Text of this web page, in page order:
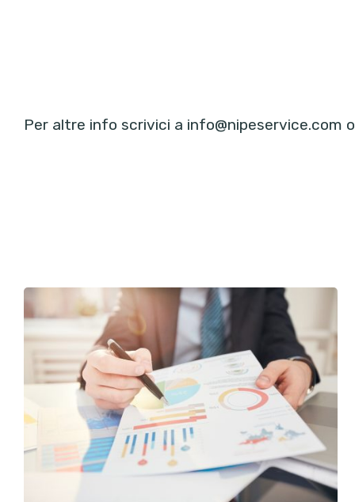
Per altre info scrivici a info@nipeservice.com